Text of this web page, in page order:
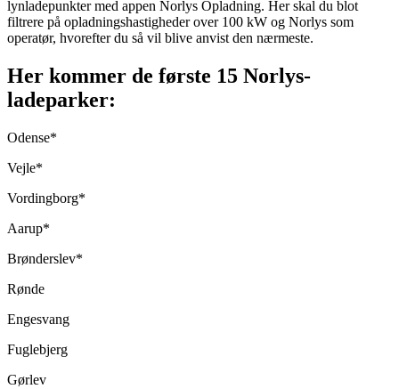
lynladepunkter med appen Norlys Opladning. Her skal du blot
filtrere på opladningshastigheder over 100 kW og Norlys som
operatør, hvorefter du så vil blive anvist den nærmeste.
Her kommer de første 15 Norlys-
ladeparker:
Odense*
Vejle*
Vordingborg*
Aarup*
Brønderslev*
Rønde
Engesvang
Fuglebjerg
Gørlev